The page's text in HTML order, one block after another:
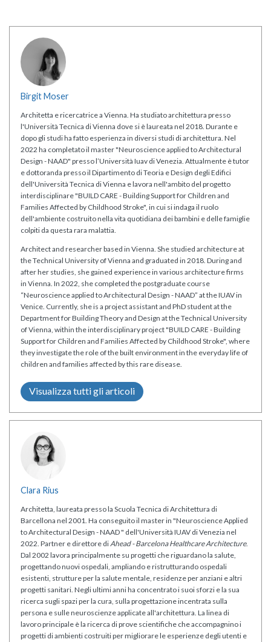
Birgit Moser
Architetta e ricercatrice a Vienna. Ha studiato architettura presso
l'Università Tecnica di Vienna dove si è laureata nel 2018. Durante e
dopo gli studi ha fatto esperienza in diversi studi di architettura. Nel
2022 ha completato il master "Neuroscience applied to Architectural
Design - NAAD" presso l’Università Iuav di Venezia. Attualmente è tutor
e dottoranda presso il Dipartimento di Teoria e Design degli Edifici
dell'Università Tecnica di Vienna e lavora nell'ambito del progetto
interdisciplinare "BUILD CARE - Building Support for Children and
Families Affected by Childhood Stroke", in cui si indaga il ruolo
dell'ambiente costruito nella vita quotidiana dei bambini e delle famiglie
colpiti da questa rara malattia.
Architect and researcher based in Vienna. She studied architecture at
the Technical University of Vienna and graduated in 2018. During and
after her studies, she gained experience in various architecture firms
in Vienna. In 2022, she completed the postgraduate course
“Neuroscience applied to Architectural Design - NAAD” at the IUAV in
Venice. Currently, she is a project assistant and PhD student at the
Department for Building Theory and Design at the Technical University
of Vienna, within the interdisciplinary project "BUILD CARE - Building
Support for Children and Families Affected by Childhood Stroke", where
they investigate the role of the built environment in the everyday life of
children and families affected by this rare disease.
Visualizza tutti gli articoli
Clara Rius
Architetta, laureata presso la Scuola Tecnica di Architettura di
Barcellona nel 2001. Ha conseguito il master in "Neuroscience Applied
to Architectural Design - NAAD " dell'Università IUAV di Venezia nel
2022. Partner e direttore diAhead - Barcelona Healthcare Architecture.
Dal 2002 lavora principalmente su progetti che riguardano la salute,
progettando nuovi ospedali, ampliando e ristrutturando ospedali
esistenti, strutture per la salute mentale, residenze per anziani e altri
progetti sanitari. Negli ultimi anni ha concentrato i suoi sforzi e la sua
ricerca sugli spazi per la cura, sulla progettazione incentrata sulla
persona e sulle neuroscienze applicate all'architettura. La linea di
lavoro principale è la ricerca di prove scientifiche che accompagnino i
progetti di ambienti costruiti per migliorare le esperienze degli utenti e